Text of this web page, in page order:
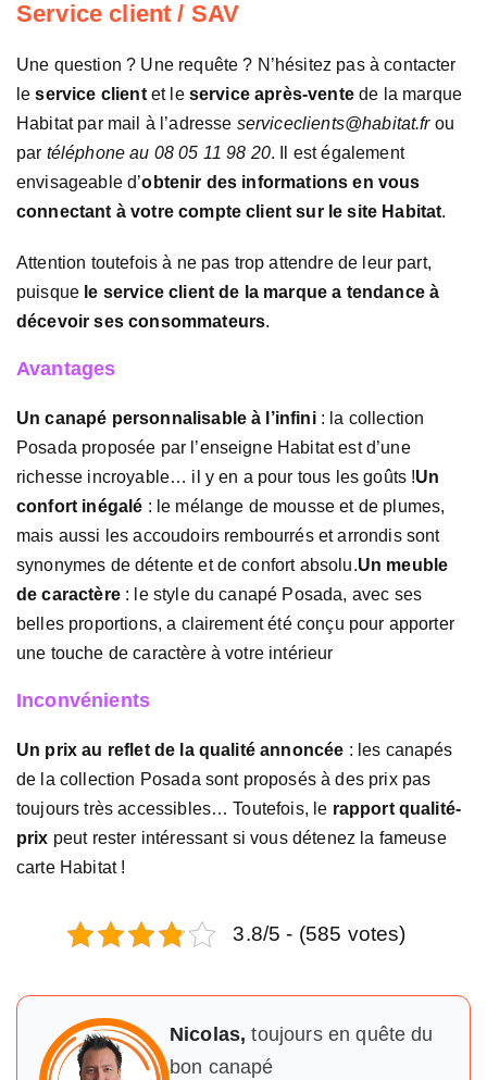
Service client / SAV
Une question ? Une requête ? N’hésitez pas à contacter
leservice clientet le service après-ventede la marque
Habitat par mail à l’adresse serviceclients@habitat.frou
par téléphone au 08 05 11 98 20. Il est également
envisageable d’obtenir des informations en vous
connectant à votre compte client sur le site Habitat.
Attention toutefois à ne pas trop attendre de leur part,
puisque le service client de la marque a tendance à
décevoir ses consommateurs.
Avantages
Un canapé personnalisable à l’infini: la collection
Posada proposée par l’enseigne Habitat est d’une
richesse incroyable… il y en a pour tous les goûts !Un
confort inégalé : le mélange de mousse et de plumes,
mais aussi les accoudoirs rembourrés et arrondis sont
synonymes de détente et de confort absolu.Un meuble
de caractère: le style du canapé Posada, avec ses
belles proportions, a clairement été conçu pour apporter
une touche de caractère à votre intérieur
Inconvénients
Un prix au reflet de la qualité annoncée : les canapés
de la collection Posada sont proposés à des prix pas
toujours très accessibles… Toutefois, le rapport qualité-
prix peut rester intéressant si vous détenez la fameuse
carte Habitat !
3.8/5 - (585 votes)
Nicolas,toujours en quête du
bon canapé